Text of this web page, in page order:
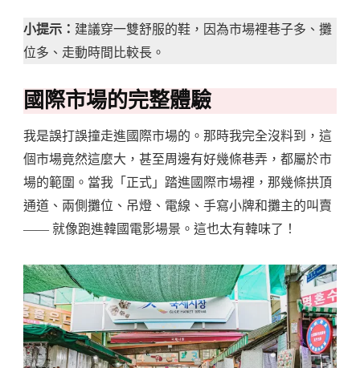
小提示： 建議穿一雙舒服的鞋，因為市場裡巷子多、攤
位多、走動時間比較長。
國際市場的完整體驗
我是誤打誤撞走進國際市場的。那時我完全沒料到，這
個市場竟然這麼大，甚至周邊有好幾條巷弄，都屬於市
場的範圍。當我「正式」踏進國際市場裡，那幾條拱頂
通道、兩側攤位、吊燈、電線、手寫小牌和攤主的叫賣
—— 就像跑進韓國電影場景。這也太有韓味了！